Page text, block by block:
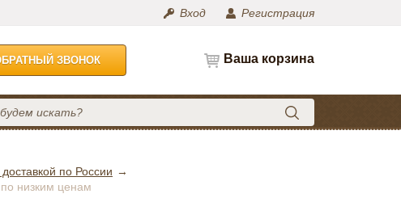
Вход Регистрация
ЗВОНОК Ваша корзина
по России
низким ценам